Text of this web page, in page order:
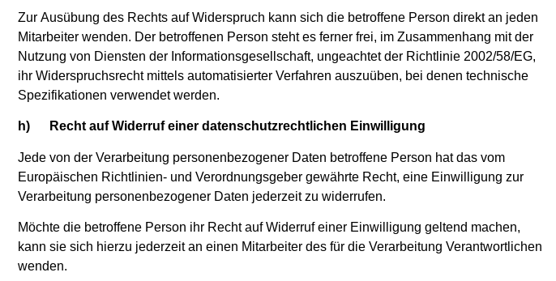
Zur Ausübung des Rechts auf Widerspruch kann sich die betroffene Person direkt an jeden
Mitarbeiter wenden. Der betroffenen Person steht es ferner frei, im Zusammenhang mit der
Nutzung von Diensten der Informationsgesellschaft, ungeachtet der Richtlinie 2002/58/EG,
ihr Widerspruchsrecht mittels automatisierter Verfahren auszuüben, bei denen technische
Spezifikationen verwendet werden.
h) Recht auf Widerruf einer datenschutzrechtlichen Einwilligung
Jede von der Verarbeitung personenbezogener Daten betroffene Person hat das vom
Europäischen Richtlinien- und Verordnungsgeber gewährte Recht, eine Einwilligung zur
Verarbeitung personenbezogener Daten jederzeit zu widerrufen.
Möchte die betroffene Person ihr Recht auf Widerruf einer Einwilligung geltend machen,
kann sie sich hierzu jederzeit an einen Mitarbeiter des für die Verarbeitung Verantwortlichen
wenden.